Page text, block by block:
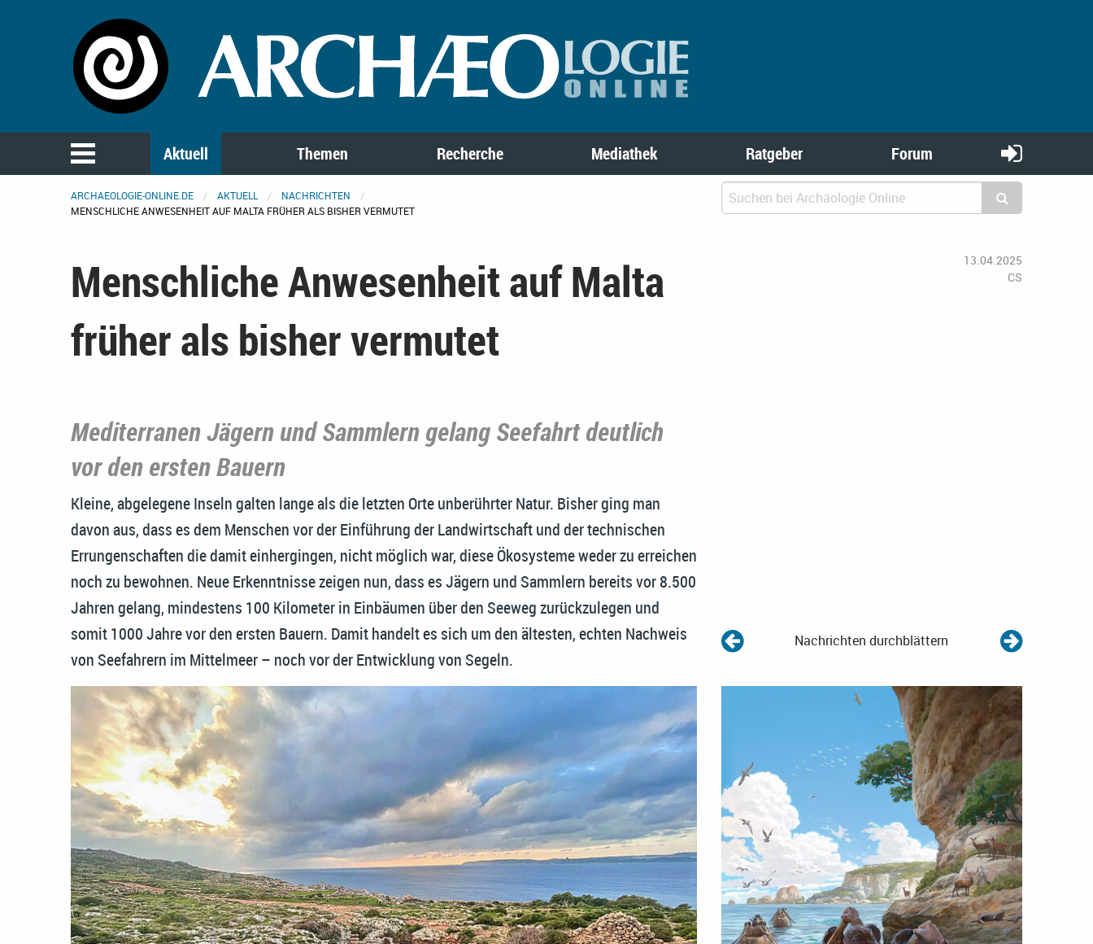
Aktuell Themen Recherche Mediathek Ratgeber Forum
ARCHAEOLOGIE-ONLINE.DE AKTUELL
NACHRICHTEN
MENSCHLICHE ANWESENHEIT AUF MALTA FRÜHER ALS BISHER VERMUTET
Menschliche Anwesenheit auf Malta
früher als bisher vermutet
13.04.2025
CS
Mediterranen Jägern und Sammlern gelang Seefahrt deutlich
vor den ersten Bauern
Kleine, abgelegene Inseln galten lange als die letzten Orte unberührter Natur. Bisher ging man
davon aus, dass es dem Menschen vor der Einführung der Landwirtschaft und der technischen
Errungenschaften die damit einhergingen, nicht möglich war, diese Ökosysteme weder zu erreichen
noch zu bewohnen. Neue Erkenntnisse zeigen nun, dass es Jägern und Sammlern bereits vor 8.500
Jahren gelang, mindestens 100 Kilometer in Einbäumen über den Seeweg zurückzulegen und
somit 1000 Jahre vor den ersten Bauern. Damit handelt es sich um den ältesten, echten Nachweis
von Seefahrern im Mittelmeer – noch vor der Entwicklung von Segeln.
Nachrichten durchblättern